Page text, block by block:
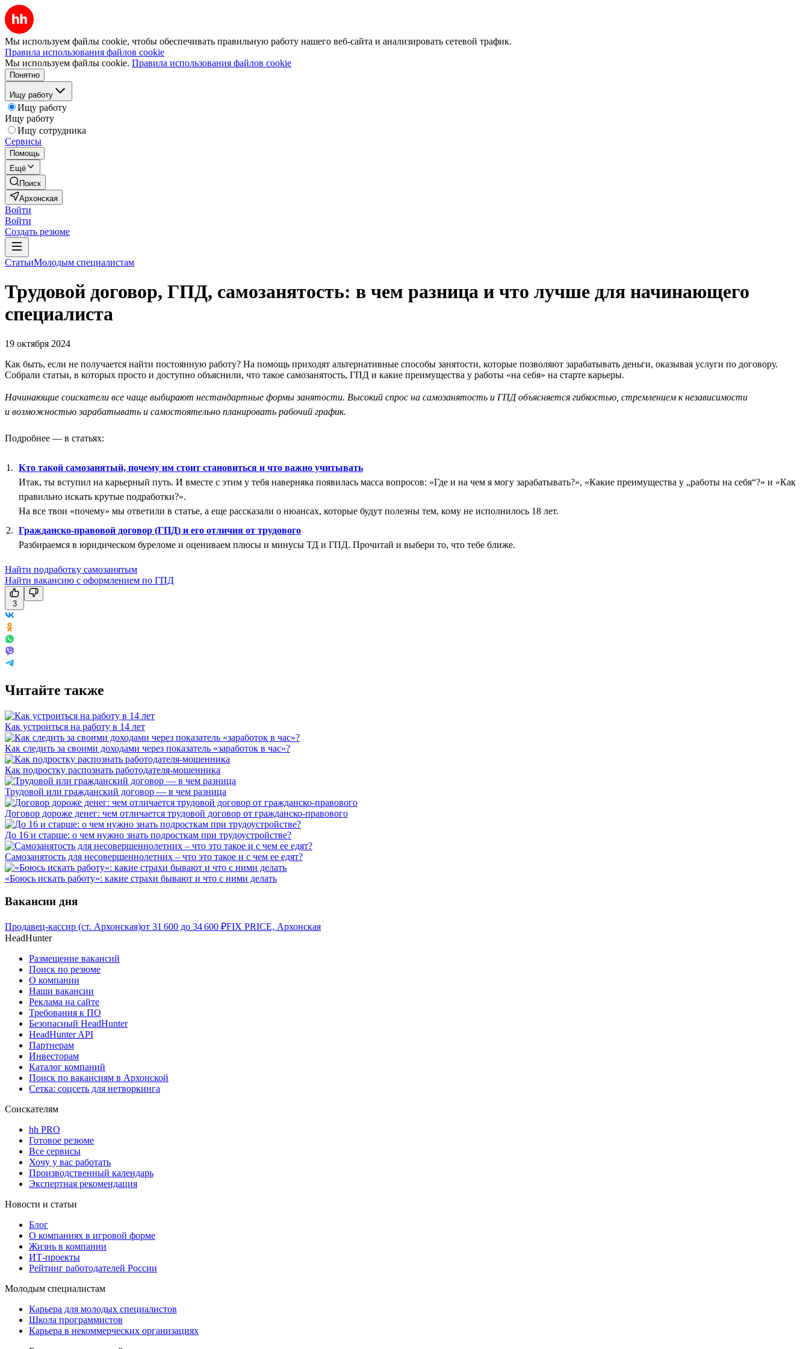
Мы используем файлы cookie, чтобы обеспечивать правильную работу нашего веб-сайта и анализировать сетевой трафик.
Правила использования файлов cookie
Мы используем файлы cookie. Правила использования файлов cookie
Понятно
Ищу работу
Ищу работу
Ищу работу
Ищу сотрудника
Сервисы
Помощь
Ещё
Поиск
Архонская
Войти
Войти
Создать резюме
СтатьиМолодым специалистам
Трудовой договор, ГПД, самозанятость: в чем разница и что лучше для начинающего
специалиста
19 октября 2024
Как быть, если не получается найти постоянную работу? На помощь приходят альтернативные способы занятости, которые позволяют зарабатывать деньги, оказывая услуги по договору.
Собрали статьи, в которых просто и доступно объяснили, что такое самозанятость, ГПД и какие преимущества у работы «на себя» на старте карьеры.
Начинающие соискатели все чаще выбирают нестандартные формы занятости. Высокий спрос на самозанятость и ГПД объясняется гибкостью, стремлением к независимости
и возможностью зарабатывать и самостоятельно планировать рабочий график.
Подробнее — в статьях:
Кто такой самозанятый, почему им стоит становиться и что важно учитывать
Итак, ты вступил на карьерный путь. И вместе с этим у тебя наверняка появилась масса вопросов: «Где и на чем я могу зарабатывать?», «Какие преимущества у „работы на себя“?» и «Как
правильно искать крутые подработки?».
На все твои «почему» мы ответили в статье, а еще рассказали о нюансах, которые будут полезны тем, кому не исполнилось 18 лет.
Гражданско-правовой договор (ГПД) и его отличия от трудового
Разбираемся в юридическом буреломе и оцениваем плюсы и минусы ТД и ГПД. Прочитай и выбери то, что тебе ближе.
Найти подработку самозанятым
Найти вакансию с оформлением по ГПД
3
Читайте также
Как устроиться на работу в 14 лет
Как следить за своими доходами через показатель «заработок в час»?
Как подростку распознать работодателя-мошенника
Трудовой или гражданский договор — в чем разница
Договор дороже денег: чем отличается трудовой договор от гражданско-правового
До 16 и старше: о чем нужно знать подросткам при трудоустройстве?
Самозанятость для несовершеннолетних – что это такое и с чем ее едят?
«Боюсь искать работу»: какие страхи бывают и что с ними делать
Вакансии дня
Продавец-кассир (ст. Архонская)от 31 600 до 34 600 ₽FIX PRICE, Архонская
HeadHunter
Размещение вакансий
Поиск по резюме
О компании
Наши вакансии
Реклама на сайте
Требования к ПО
Безопасный HeadHunter
HeadHunter API
Партнерам
Инвесторам
Каталог компаний
Поиск по вакансиям в Архонской
Сетка: соцсеть для нетворкинга
Соискателям
hh PRO
Готовое резюме
Все сервисы
Хочу у вас работать
Производственный календарь
Экспертная рекомендация
Новости и статьи
Блог
О компаниях в игровой форме
Жизнь в компании
ИТ-проекты
Рейтинг работодателей России
Молодым специалистам
Карьера для молодых специалистов
Школа программистов
Карьера в некоммерческих организациях